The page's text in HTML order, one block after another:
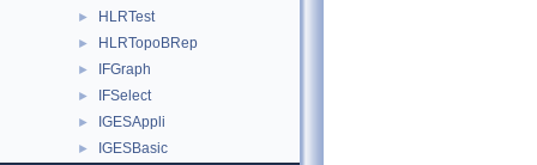
► HLRTest
► HLRTopoBRep
► IFGraph
► IFSelect
► IGESAppli
► IGESBasic